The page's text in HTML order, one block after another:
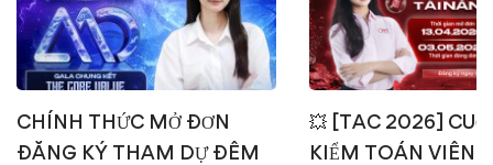
CHÍNH THỨC MỞ ĐƠN
ĐĂNG KÝ THAM DỰ ĐÊM
💥 [TAC 2026]
KIỂM TOÁN VIÊN